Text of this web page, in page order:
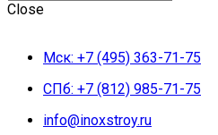
Close
Мск: +7 (495) 363-71-75
СПб: +7 (812) 985-71-75
info@inoxstroy.ru